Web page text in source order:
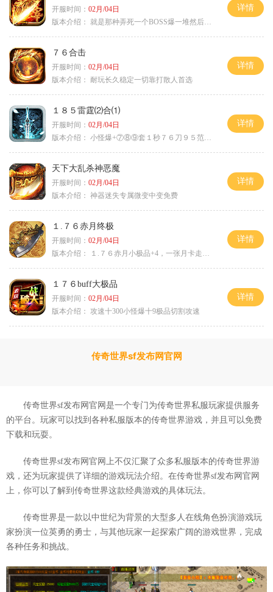
开服时间： 02月/04日
版本介绍： 就是那种弄死一个BOSS爆一堆然后就起飞
详情
７６合击
开服时间： 02月/04日
版本介绍： 耐玩长久稳定一切靠打散人首选
详情
１８５雷霆⑵合⑴
开服时间： 02月/04日
版本介绍： 小怪爆+⑦⑧⑨套１秒７６刀９５范围捡
详情
天下大乱杀神恶魔
开服时间： 02月/04日
版本介绍： 神器迷失专属微变中变免费
详情
１.７６赤月终极
开服时间： 02月/04日
版本介绍：
１.７６赤月小极品+4，一张月卡走天涯a
详情
１７６buff大极品
开服时间： 02月/04日
版本介绍： 攻速十300小怪爆十9极品切割攻速
详情
传奇世界sf发布网官网
传奇世界sf发布网官网是一个专门为传奇世界私服玩家提供服务
的平台。玩家可以找到各种私服版本的传奇世界游戏，并且可以免费
下载和玩耍。
传奇世界sf发布网官网上不仅汇聚了众多私服版本的传奇世界游
戏，还为玩家提供了详细的游戏玩法介绍。在传奇世界sf发布网官网
上，你可以了解到传奇世界这款经典游戏的具体玩法。
传奇世界是一款以中世纪为背景的大型多人在线角色扮演游戏玩
家扮演一位英勇的勇士，与其他玩家一起探索广阔的游戏世界，完成
各种任务和挑战。